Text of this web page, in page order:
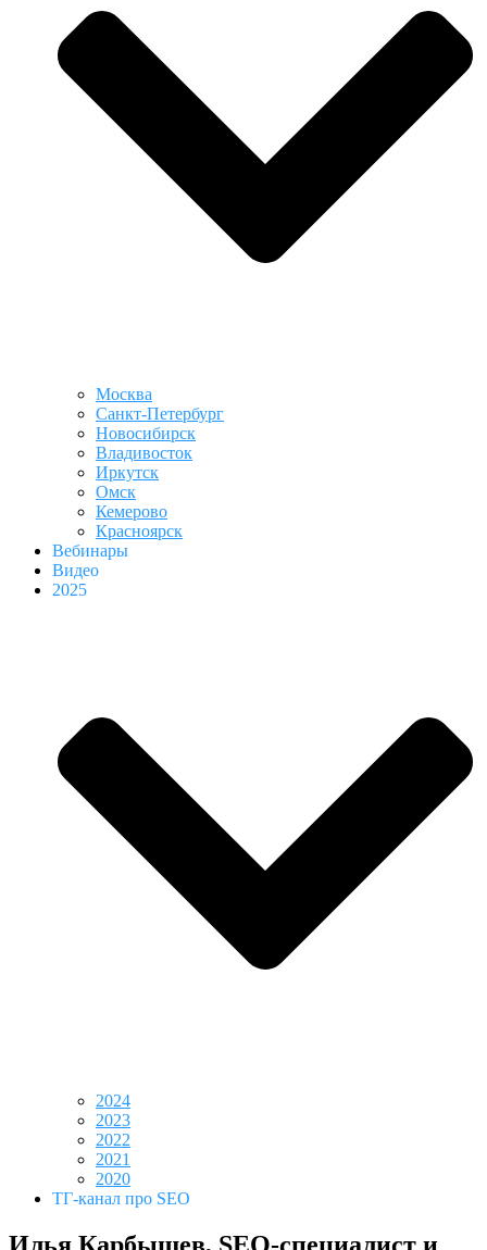
Москва
Санкт-Петербург
Новосибирск
Владивосток
Иркутск
Омск
Кемерово
Красноярск
Вебинары
Видео
2025
2024
2023
2022
2021
2020
ТГ-канал про SEO